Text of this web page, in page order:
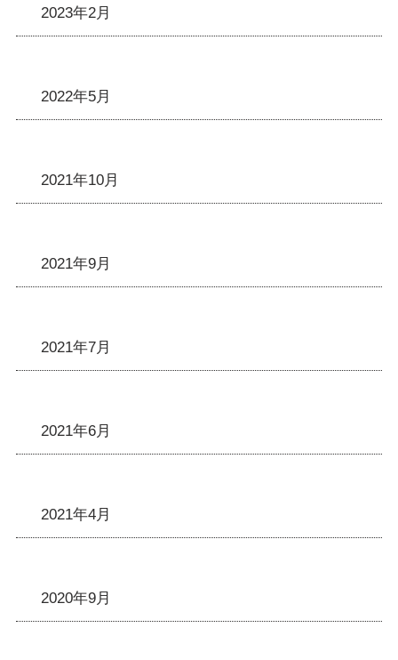
2023年2月
2022年5月
2021年10月
2021年9月
2021年7月
2021年6月
2021年4月
2020年9月